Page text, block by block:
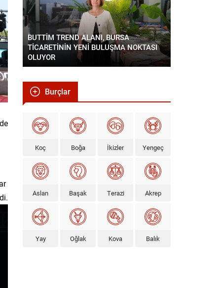
BUTTİM TREND ALANI, BURSA
TİCARETİNİN YENİ BULUŞMA NOKTASI
OLUYOR
Burçlar
Koç Boğa İkizler Yengeç
Aslan Başak Terazi Akrep
Yay Oğlak Kova Balık